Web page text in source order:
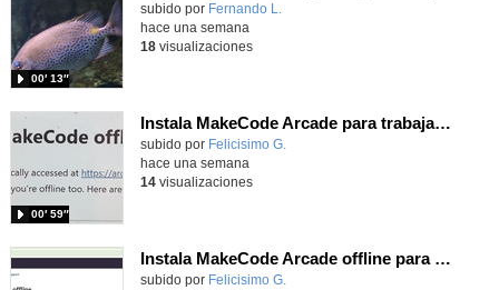
Contenido educativo.
subido por Fernando L.
00′ 13″
hace una semana
18visualizaciones
Instala MakeCode Arcade para trabajar offline en tu tablet, ordenador, Chromebook
Contenido educativo.
subido por Felicisimo G.
00′ 59″
hace una semana
14visualizaciones
Instala MakeCode Arcade offline para programar grandes juegos sin necesidad de Internet
Contenido educativo.
subido por Felicisimo G.